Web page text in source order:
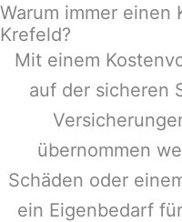
Warum immer einen
Krefeld?
Mit einem
auf der sicheren
übernommen
Schäden oder
ein Eigenbedarf